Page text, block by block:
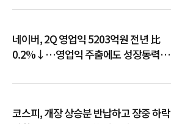
네이버, 2Q 영업익 5203억원 전년 比
0.2%↓…영업익 주춤에도 성장동력
코스피, 개장 상승분 반납하고 장중 하락